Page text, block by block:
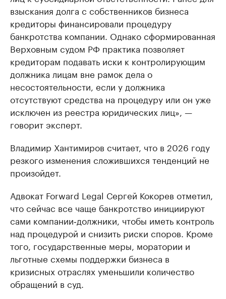
взыскания долга с собственников бизнеса
кредиторы финансировали процедуру
банкротства компании. Однако сформированная
Верховным судом РФ практика позволяет
кредиторам подавать иски к контролирующим
должника лицам вне рамок дела о
несостоятельности, если у должника
отсутствуют средства на процедуру или он уже
исключен из реестра юридических лиц», —
говорит эксперт.
Владимир Хантимиров считает, что в 2026 году
резкого изменения сложившихся тенденций не
произойдет.
Адвокат Forward Legal Сергей Кокорев отметил,
что сейчас все чаще банкротство инициируют
сами компании‑должники, чтобы иметь контроль
над процедурой и снизить риски споров. Кроме
того, государственные меры, моратории и
льготные схемы поддержки бизнеса в
кризисных отраслях уменьшили количество
обращений в суд.